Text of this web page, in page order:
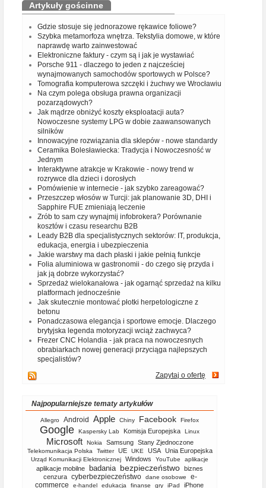
Artykuły gościnne
Gdzie stosuje się jednorazowe rękawice foliowe?
Szybka metamorfoza wnętrza. Tekstylia domowe, w które
naprawdę warto zainwestować
Elektroniczne faktury - czym są i jak je wystawiać
Porsche 911 - dlaczego to jeden z najcześciej
wynajmowanych samochodów sportowych w Polsce?
Tomografia komputerowa szczęki i żuchwy we Wrocławiu
Na czym polega obsługa prawna organizacji
pozarządowych?
Jak mądrze obniżyć koszty eksploatacji auta?
Nowoczesne systemy LPG w dobie zaawansowanych
silników
Innowacyjne rozwiązania dla sklepów - nowe standardy
Ceramika Bolesławiecka: Tradycja i Nowoczesność w
Jednym
Interaktywne atrakcje w Krakowie - nowy trend w
rozrywce dla dzieci i dorosłych
Pomówienie w internecie - jak szybko zareagować?
Przeszczep włosów w Turcji: jak planowanie 3D, DHI i
Sapphire FUE zmieniają leczenie
Zrób to sam czy wynajmij infobrokera? Porównanie
kosztów i czasu researchu B2B
Leady B2B dla specjalistycznych sektorów: IT, produkcja,
edukacja, energia i ubezpieczenia
Jakie warstwy ma dach płaski i jakie pełnią funkcje
Folia aluminiowa w gastronomii - do czego się przyda i
jak ją dobrze wykorzystać?
Sprzedaż wielokanałowa - jak ogarnąć sprzedaż na kilku
platformach jednocześnie
Jak skutecznie montować płotki herpetologiczne z
betonu
Ponadczasowa elegancja i sportowe emocje. Dlaczego
brytyjska legenda motoryzacji wciąż zachwyca?
Frezer CNC Holandia - jak praca na nowoczesnych
obrabiarkach nowej generacji przyciąga najlepszych
specjalistów?
Zapytaj o ofertę
Najpopularniejsze tematy artykułów
Allegro Android Apple Chiny Facebook Firefox
Google Kaspersky Lab Komisja Europejska Linux
Microsoft Nokia Samsung Stany Zjednoczone
Telekomunikacja Polska Twitter UE UKE USA Unia Europejska
Urząd Komunikacji Elektronicznej Windows YouTube aplikacje
aplikacje mobilne badania bezpieczeństwo biznes
cenzura cyberbezpieczeństwo dane osobowe
e-
commerce
e-handel edukacja finanse gry iPad iPhone